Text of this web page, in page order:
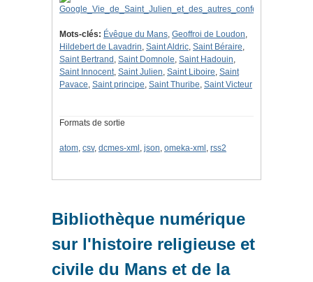
Mots-clés: Évêque du Mans, Geoffroi de Loudon,
Hildebert de Lavadrin, Saint Aldric, Saint Béraire,
Saint Bertrand , Saint Domnole, Saint Hadouin,
Saint Innocent, Saint Julien, Saint Liboire, Saint
Pavace, Saint principe, Saint Thuribe, Saint Victeur
Formats de sortie
atom, csv, dcmes-xml , json, omeka-xml , rss2
Bibliothèque numérique
sur l'histoire religieuse et
civile du Mans et de la